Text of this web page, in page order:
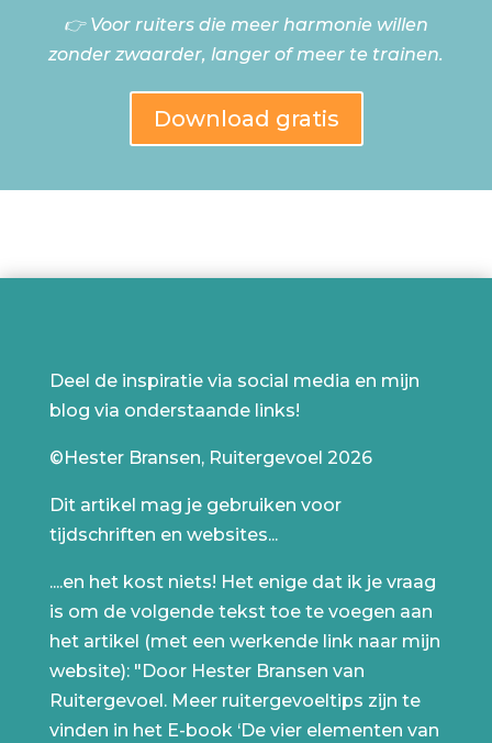
👉 Voor ruiters die meer harmonie willen
zonder zwaarder, langer of meer te trainen.
Download gratis
Deel de inspiratie via social media en mijn
blog via onderstaande links!
©Hester Bransen, Ruitergevoel 2026
Dit artikel mag je gebruiken voor
tijdschriften en websites...
....en het kost niets! Het enige dat ik je vraag
is om de volgende tekst toe te voegen aan
het artikel (met een werkende link naar mijn
website): "Door Hester Bransen van
Ruitergevoel. Meer ruitergevoeltips zijn te
vinden in het E-book ‘De vier elementen van